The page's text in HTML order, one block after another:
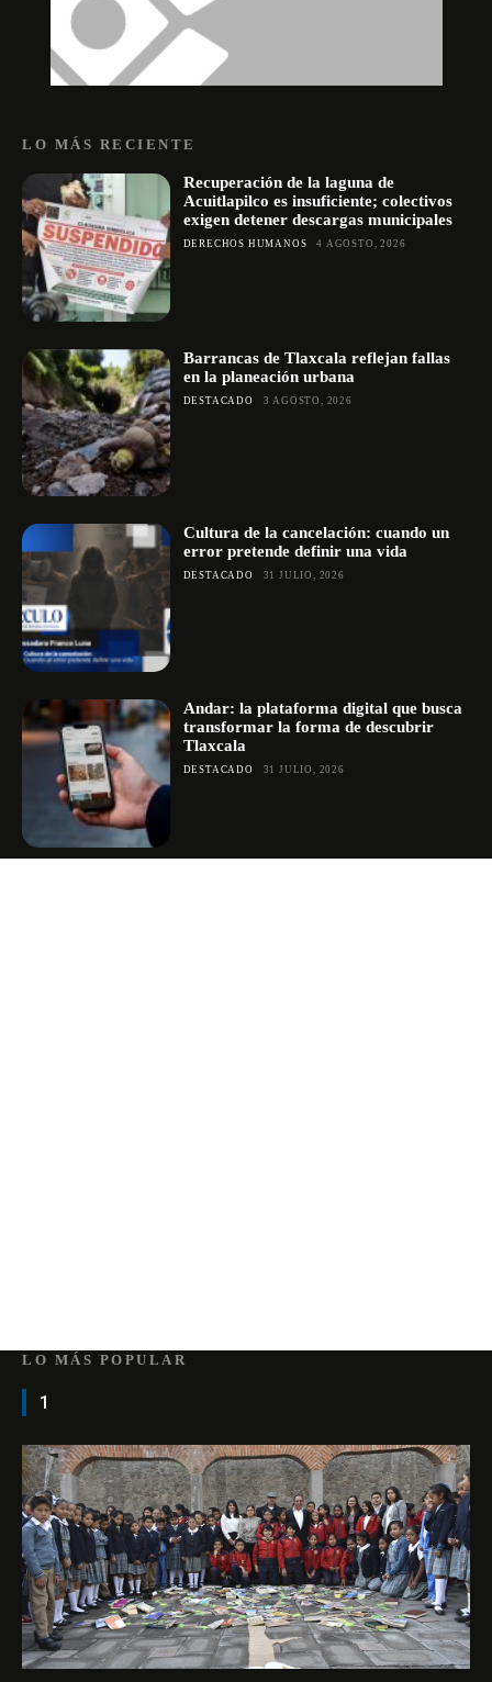
LO MÁS RECIENTE
Recuperación de la laguna de
Acuitlapilco es insuficiente; colectivos
exigen detener descargas municipales
DERECHOS HUMANOS 4 AGOSTO, 2026
Barrancas de Tlaxcala reflejan fallas
en la planeación urbana
DESTACADO 3 AGOSTO, 2026
Cultura de la cancelación: cuando un
error pretende definir una vida
DESTACADO 31 JULIO, 2026
Andar: la plataforma digital que busca
transformar la forma de descubrir
Tlaxcala
DESTACADO 31 JULIO, 2026
LO MÁS POPULAR
1